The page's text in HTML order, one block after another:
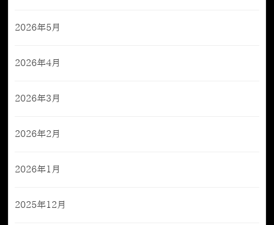
2026年5月
2026年4月
2026年3月
2026年2月
2026年1月
2025年12月